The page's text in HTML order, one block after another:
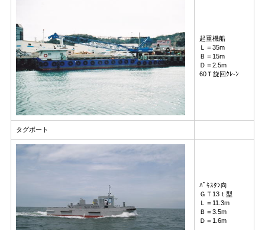
起重機船
Ｌ＝35m
Ｂ＝15m
Ｄ＝2.5m
60Ｔ旋回ｸﾚ-ﾝ
タグボート
ﾊﾟｷｽﾀﾝ向
ＧＴ13ｔ型
Ｌ＝11.3m
Ｂ＝3.5m
Ｄ＝1.6m